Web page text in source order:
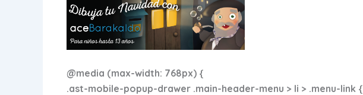
@media (max-width: 768px) {
.ast-mobile-popup-drawer .main-header-menu > li > .menu-link {